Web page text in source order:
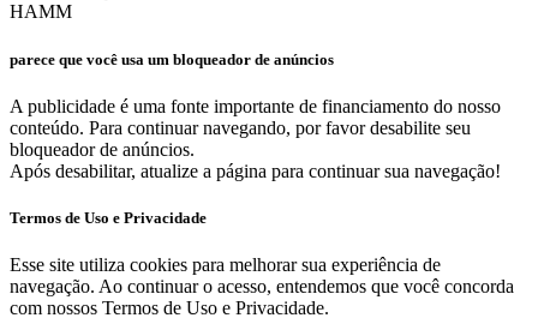
HAMM
parece que você usa um bloqueador de anúncios
A publicidade é uma fonte importante de financiamento do nosso
conteúdo. Para continuar navegando, por favor desabilite seu
bloqueador de anúncios.
Após desabilitar, atualize a página para continuar sua navegação!
Termos de Uso e Privacidade
Esse site utiliza cookies para melhorar sua experiência de
navegação. Ao continuar o acesso, entendemos que você concorda
com nossos Termos de Uso e Privacidade.